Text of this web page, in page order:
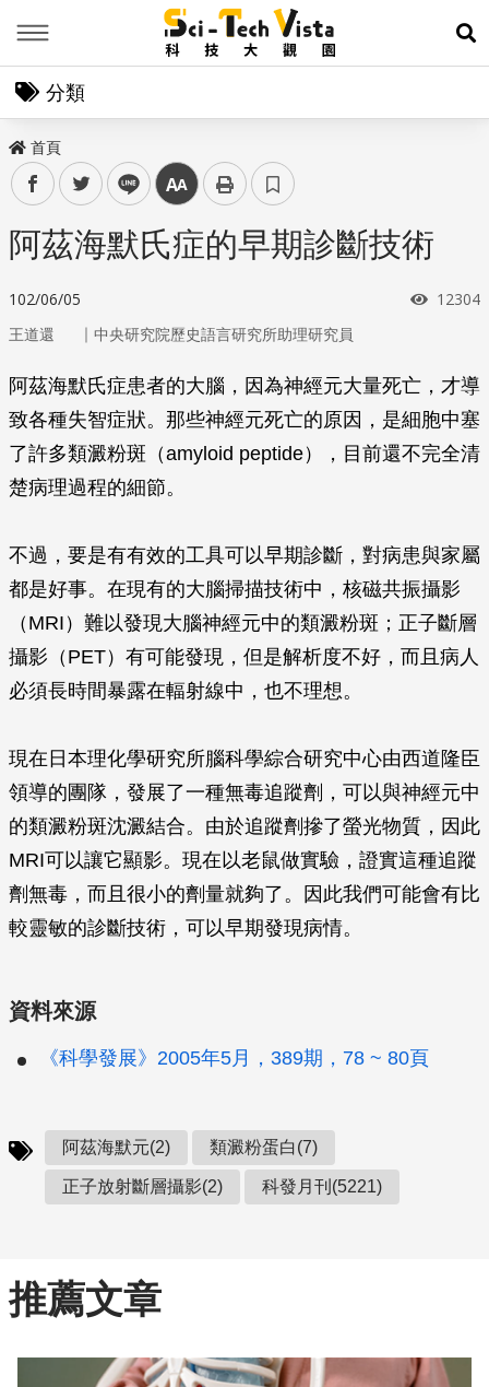
展
分類
首頁
facebooktwitter line 中
阿茲海默氏症的早期診斷技術
102/06/05 瀏覽次
12304
王道還 ｜ 中央研究院歷史語言研究所助理研究員
阿茲海默氏症患者的大腦，因為神經元大量死亡，才導
致各種失智症狀。那些神經元死亡的原因，是細胞中塞
了許多類澱粉斑（amyloid peptide），目前還不完全清
楚病理過程的細節。
不過，要是有有效的工具可以早期診斷，對病患與家屬
都是好事。在現有的大腦掃描技術中，核磁共振攝影
（MRI）難以發現大腦神經元中的類澱粉斑；正子斷層
攝影（PET）有可能發現，但是解析度不好，而且病人
必須長時間暴露在輻射線中，也不理想。
現在日本理化學研究所腦科學綜合研究中心由西道隆臣
領導的團隊，發展了一種無毒追蹤劑，可以與神經元中
的類澱粉斑沈澱結合。由於追蹤劑摻了螢光物質，因此
MRI可以讓它顯影。現在以老鼠做實驗，證實這種追蹤
劑無毒，而且很小的劑量就夠了。因此我們可能會有比
較靈敏的診斷技術，可以早期發現病情。
資料來源
《科學發展》2005年5月，389期，78 ~ 80頁
阿茲海默元(2) 類澱粉蛋白(7)
正子放射斷層攝影(2) 科發月刊(5221)
推薦文章